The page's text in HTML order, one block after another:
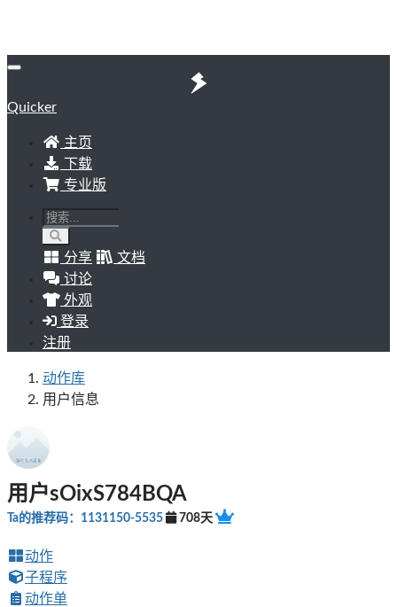
Quicker
主页
下载
专业版
分享
文档
讨论
外观
登录
注册
动作库
用户信息
用户sOixS784BQA
Ta的推荐码：1131150-5535 708天
动作
子程序
动作单